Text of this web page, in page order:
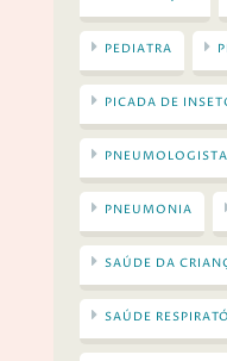
PEDIATRA
PICADA DE
PNEUMONIA
SAÚDE DA
SAÚDE